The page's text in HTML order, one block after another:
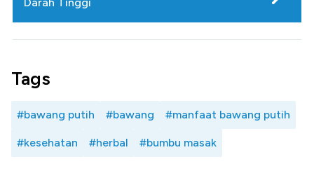
Tags
#bawang putih #bawang #manfaat bawang putih
#kesehatan #herbal #bumbu masak